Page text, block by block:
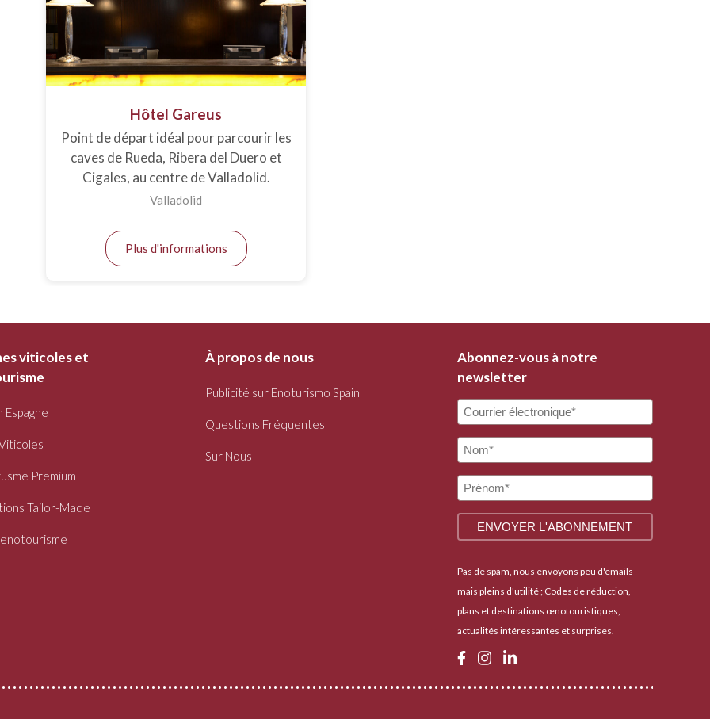
Hôtel Gareus
Point de départ idéal pour parcourir les
caves de Rueda, Ribera del Duero et
Cigales, au centre de Valladolid.
Valladolid
Plus d'informations
viticoles et
Espagne
Premium
Tailor-Made
À propos de nous
Publicité sur Enoturismo Spain
Questions Fréquentes
Sur Nous
Abonnez-vous à notre
newsletter
Pas de spam, nous envoyons peu d'emails
mais pleins d'utilité ; Codes de réduction,
plans et destinations œnotouristiques,
actualités intéressantes et surprises.